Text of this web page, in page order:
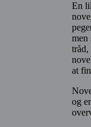
En
men
tråd,
at
og